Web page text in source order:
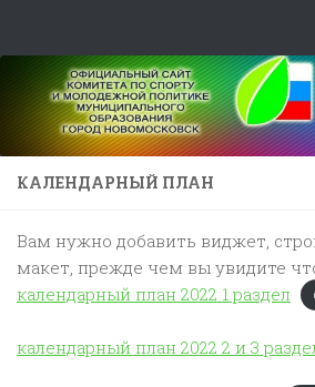
КАЛЕНДАРНЫЙ ПЛАН
Вам нужно добавить виджет,
макет, прежде чем вы увидите
календарный план 2022 1 раздел
календарный план 2022 2 и 3